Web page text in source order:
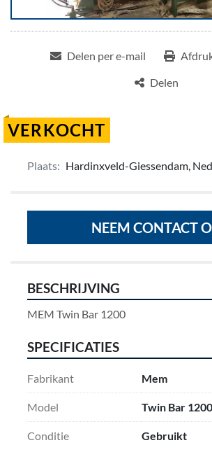
Delen per e-mail
Delen
VERKOCHT
Plaats: Hardinxveld-Giessendam,
NEEM CONTACT
BESCHRIJVING
MEM Twin Bar 1200
SPECIFICATIES
Fabrikant Mem
Model Twin Bar 1200
Conditie Gebruikt